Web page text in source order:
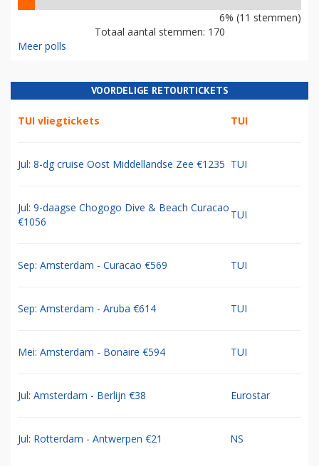
6% (11 stemmen)
Totaal aantal stemmen: 170
Meer polls
VOORDELIGE RETOURTICKETS
TUI vliegtickets TUI
Jul: 8-dg cruise Oost Middellandse Zee €1235 TUI
Jul: 9-daagse Chogogo Dive & Beach Curacao
€1056
TUI
Sep: Amsterdam - Curacao €569 TUI
Sep: Amsterdam - Aruba €614 TUI
Mei: Amsterdam - Bonaire €594 TUI
Jul: Amsterdam - Berlijn €38 Eurostar
Jul: Rotterdam - Antwerpen €21 NS